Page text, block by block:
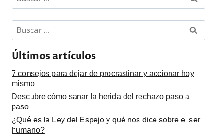
Últimos artículos
7 consejos para dejar de procrastinar y accionar hoy
mismo
Descubre cómo sanar la herida del rechazo paso a
paso
¿Qué es la Ley del Espejo y qué nos dice sobre el ser
humano?